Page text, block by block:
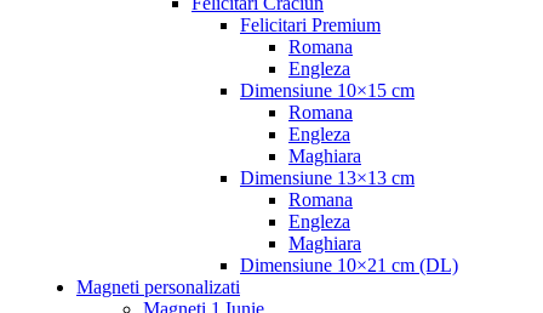
Felicitari Premium
Romana
Engleza
Dimensiune 10×15 cm
Romana
Engleza
Maghiara
Dimensiune 13×13 cm
Romana
Engleza
Maghiara
Dimensiune 10×21 cm (DL)
Magneti personalizati
Magneti 1 Iunie